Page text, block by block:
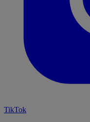
TikTok